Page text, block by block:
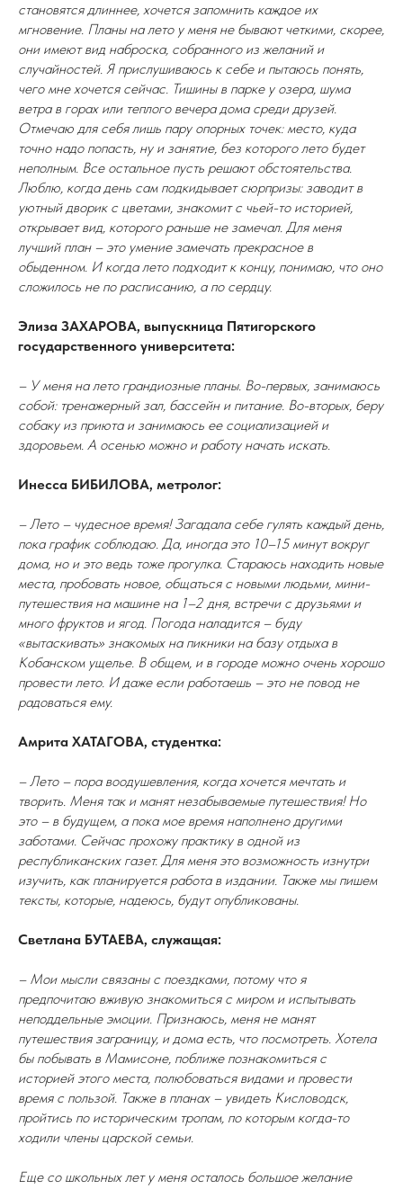
становятся длиннее, хочется запомнить каждое их
мгновение. Планы на лето у меня не бывают четкими, скорее,
они имеют вид наброска, собранного из желаний и
случайностей. Я прислушиваюсь к себе и пытаюсь понять,
чего мне хочется сейчас. Тишины в парке у озера, шума
ветра в горах или теплого вечера дома среди друзей.
Отмечаю для себя лишь пару опорных точек: место, куда
точно надо попасть, ну и занятие, без которого лето будет
неполным. Все остальное пусть решают обстоятельства.
Люблю, когда день сам подкидывает сюрпризы: заводит в
уютный дворик с цветами, знакомит с чьей-то историей,
открывает вид, которого раньше не замечал. Для меня
лучший план – это умение замечать прекрасное в
обыденном. И когда лето подходит к концу, понимаю, что оно
сложилось не по расписанию, а по сердцу.
Элиза ЗАХАРОВА, выпускница Пятигорского
государственного университета:
– У меня на лето грандиозные планы. Во-первых, занимаюсь
собой: тренажерный зал, бассейн и питание. Во-вторых, беру
собаку из приюта и занимаюсь ее социализацией и
здоровьем. А осенью можно и работу начать искать.
Инесса БИБИЛОВА, метролог:
– Лето – чудесное время! Загадала себе гулять каждый день,
пока график соблюдаю. Да, иногда это 10–15 минут вокруг
дома, но и это ведь тоже прогулка. Стараюсь находить новые
места, пробовать новое, общаться с новыми людьми, мини-
путешествия на машине на 1–2 дня, встречи с друзьями и
много фруктов и ягод. Погода наладится – буду
«вытаскивать» знакомых на пикники на базу отдыха в
Кобанском ущелье. В общем, и в городе можно очень хорошо
провести лето. И даже если работаешь – это не повод не
радоваться ему.
Амрита ХАТАГОВА, студентка:
– Лето – пора воодушевления, когда хочется мечтать и
творить. Меня так и манят незабываемые путешествия! Но
это – в будущем, а пока мое время наполнено другими
заботами. Сейчас прохожу практику в одной из
республиканских газет. Для меня это возможность изнутри
изучить, как планируется работа в издании. Также мы пишем
тексты, которые, надеюсь, будут опубликованы.
Светлана БУТАЕВА, служащая:
– Мои мысли связаны с поездками, потому что я
предпочитаю вживую знакомиться с миром и испытывать
неподдельные эмоции. Признаюсь, меня не манят
путешествия заграницу, и дома есть, что посмотреть. Хотела
бы побывать в Мамисоне, поближе познакомиться с
историей этого места, полюбоваться видами и провести
время с пользой. Также в планах – увидеть Кисловодск,
пройтись по историческим тропам, по которым когда-то
ходили члены царской семьи.
Еще со школьных лет у меня осталось большое желание